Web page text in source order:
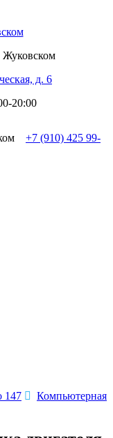
Жуковском
д. 6
20:00
+7 (910) 425 99-
147  Компьютерная